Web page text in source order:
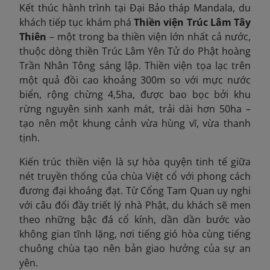
Kết thúc hành trình tại Đại Bảo tháp Mandala, du
khách tiếp tục khám pháThiền viện Trúc Lâm Tây
Thiên – một trong ba thiền viện lớn nhất cả nước,
thuộc dòng thiền Trúc Lâm Yên Tử do Phật hoàng
Trần Nhân Tông sáng lập. Thiền viện tọa lạc trên
một quả đồi cao khoảng 300m so với mực nước
biển, rộng chừng 4,5ha, được bao bọc bởi khu
rừng nguyên sinh xanh mát, trải dài hơn 50ha –
tạo nên một khung cảnh vừa hùng vĩ, vừa thanh
tịnh.
Kiến trúc thiền viện là sự hòa quyện tinh tế giữa
nét truyền thống của chùa Việt cổ với phong cách
đương đại khoáng đạt. Từ Cổng Tam Quan uy nghi
với câu đối đầy triết lý nhà Phật, du khách sẽ men
theo những bậc đá cổ kính, dần dần bước vào
không gian tĩnh lặng, nơi tiếng gió hòa cùng tiếng
chuông chùa tạo nên bản giao hưởng của sự an
yên.